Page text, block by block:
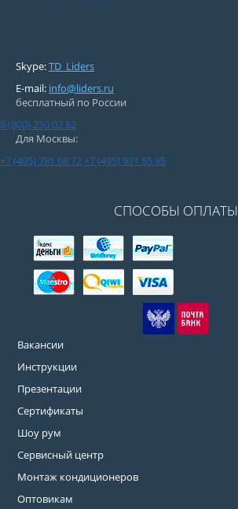
Skype:TD_Liders
E-mail: info@liders.ru
бесплатный по России
8 (800) 250 02 82
Для Москвы:
+7 (495) 781 68 72+7 (495) 921 55 95
СПОСОБЫ ОПЛАТЫ
Вакансии
Инструкции
Презентации
Сертификаты
Шоу рум
Сервисный центр
Монтаж кондиционеров
Оптовикам